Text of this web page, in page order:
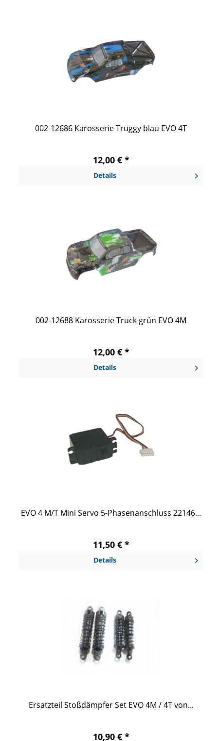
002-12686 Karosserie Truggy blau EVO 4T
12,00 € *
Details
002-12688 Karosserie Truck grün EVO 4M
12,00 € *
Details
EVO 4 M/T Mini Servo 5-Phasenanschluss 22146...
11,50 € *
Details
Ersatzteil Stoßdämpfer Set EVO 4M / 4T von...
10,90 € *